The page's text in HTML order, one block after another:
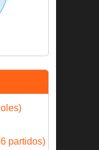
partidos)